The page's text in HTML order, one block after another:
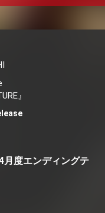
』
月度エンディングテ